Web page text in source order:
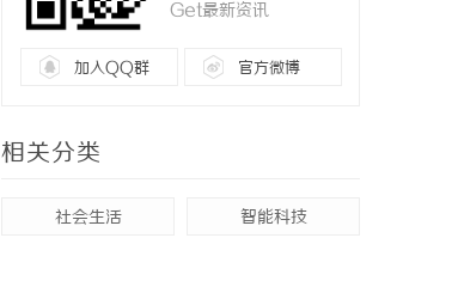
Get最新资讯
加入QQ群 官方微博
相关分类
社会生活 智能科技